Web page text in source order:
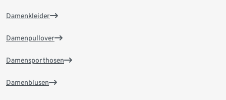
Damenkleider
Damenpullover
Damensporthosen
Damenblusen